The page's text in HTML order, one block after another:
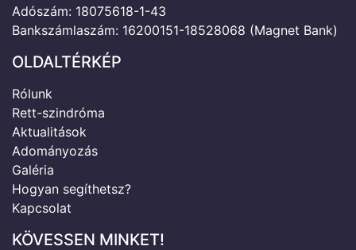
Adószám: 18075618-1-43
Bankszámlaszám: 16200151-18528068 (Magnet Bank)
OLDALTÉRKÉP
Rólunk
Rett-szindróma
Aktualitások
Adományozás
Galéria
Hogyan segíthetsz?
Kapcsolat
KÖVESSEN MINKET!